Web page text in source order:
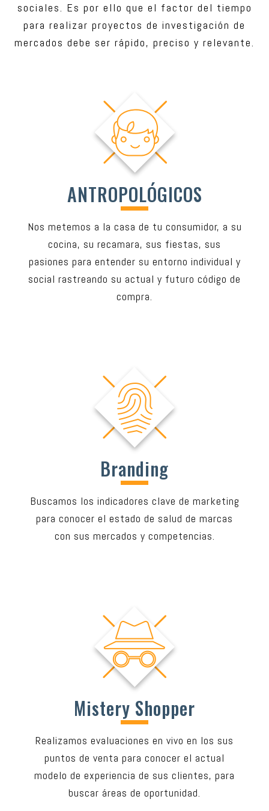
sociales. Es por ello que el factor del tiempo
para realizar proyectos de investigación de
mercados debe ser rápido, preciso y relevante.
ANTROPOLÓGICOS
Nos metemos a la casa de tu consumidor, a su
cocina, su recamara, sus fiestas, sus
pasiones para entender su entorno individual y
social rastreando su actual y futuro código de
compra.
Branding
Buscamos los indicadores clave de marketing
para conocer el estado de salud de marcas
con sus mercados y competencias.
Mistery Shopper
Realizamos evaluaciones en vivo en los sus
puntos de venta para conocer el actual
modelo de experiencia de sus clientes, para
buscar áreas de oportunidad.